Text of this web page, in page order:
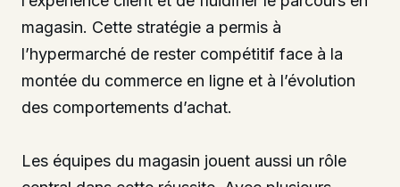
magasin. Cette stratégie a permis à
l’hypermarché de rester compétitif face à la
montée du commerce en ligne et à l’évolution
des comportements d’achat.
Les équipes du magasin jouent aussi un rôle